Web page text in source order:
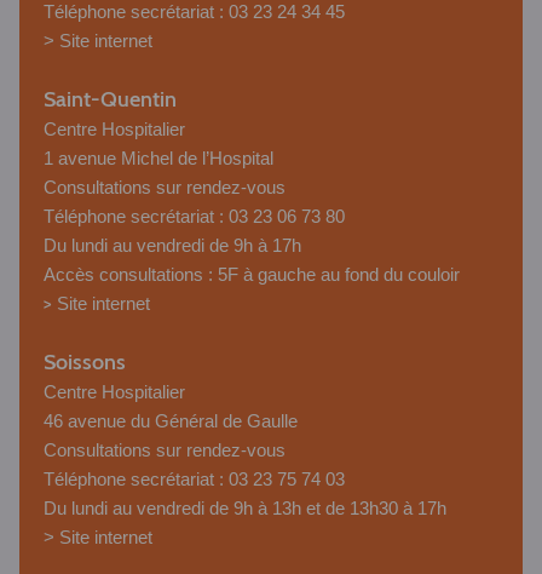
Téléphone secrétariat : 03 23 24 34 45
> Site internet
Saint-Quentin
Centre Hospitalier
1 avenue Michel de l’Hospital
Consultations sur rendez-vous
Téléphone secrétariat : 03 23 06 73 80
Du lundi au vendredi de 9h à 17h
Accès consultations : 5F à gauche au fond du couloir
> Site internet
Soissons
Centre Hospitalier
46 avenue du Général de Gaulle
Consultations sur rendez-vous
Téléphone secrétariat : 03 23 75 74 03
Du lundi au vendredi de 9h à 13h et de 13h30 à 17h
> Site internet